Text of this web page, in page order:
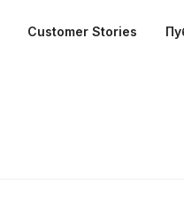
Customer Stories